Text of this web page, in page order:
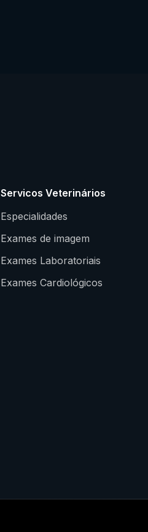
Servicos Veterinários
Especialidades
Exames de imagem
Exames Laboratoriais
Exames Cardiológicos